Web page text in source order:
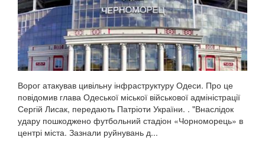
Ворог атакував цивільну інфраструктуру Одеси. Про це
повідомив глава Одеської міської військової адміністрації
Сергій Лисак, передають Патріоти України. . "Внаслідок
удару пошкоджено футбольний стадіон «Чорноморець» в
центрі міста. Зазнали руйнувань д...